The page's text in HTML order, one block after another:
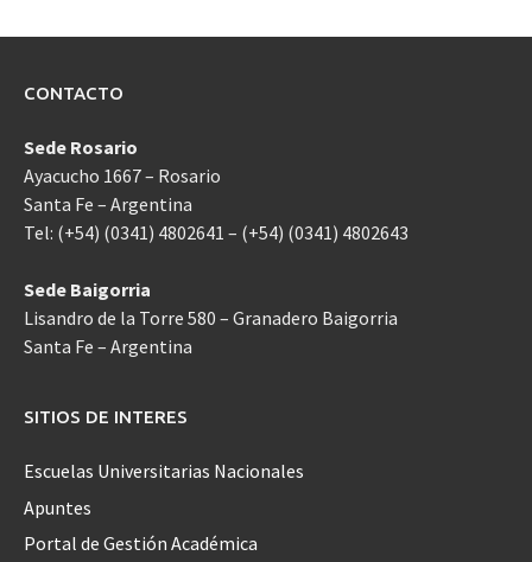
CONTACTO
Sede Rosario
Ayacucho 1667 – Rosario
Santa Fe – Argentina
Tel: (+54) (0341) 4802641 – (+54) (0341) 4802643
Sede Baigorria
Lisandro de la Torre 580 – Granadero Baigorria
Santa Fe – Argentina
SITIOS DE INTERES
Escuelas Universitarias Nacionales
Apuntes
Portal de Gestión Académica